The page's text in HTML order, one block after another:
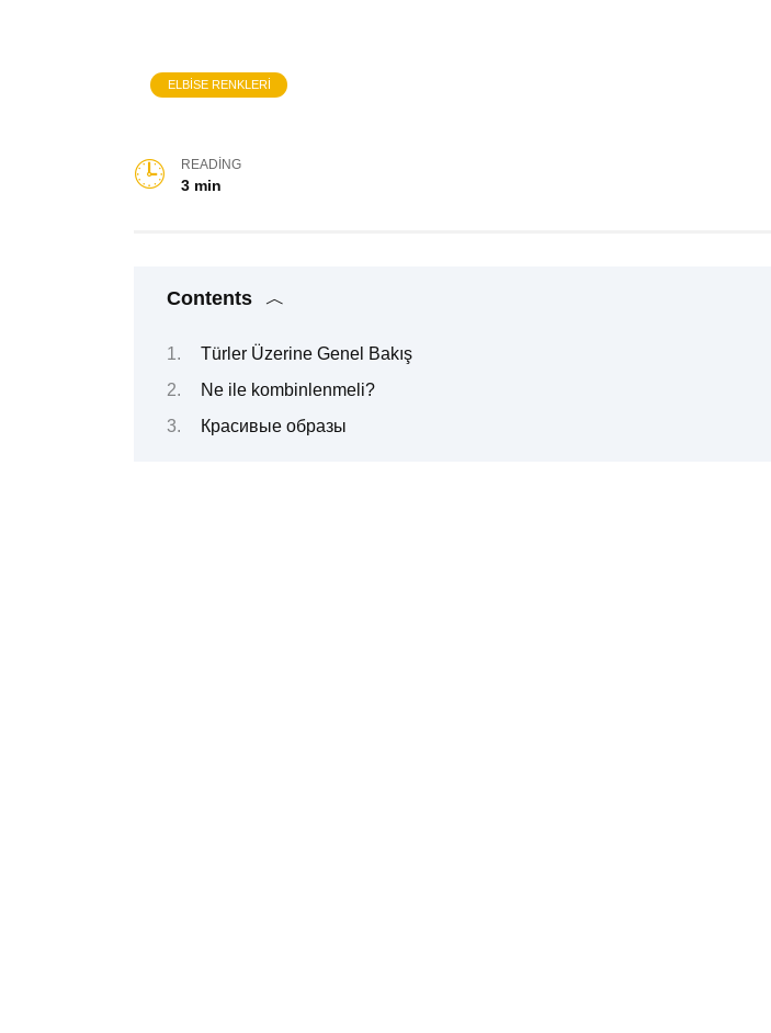
ELBISE RENKLERI
READING
3 min
Contents
Türler Üzerine Genel Bakış
Ne ile kombinlenmeli?
Красивые образы